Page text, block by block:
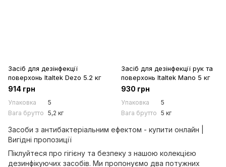
Засіб для дезінфекції
поверхонь Italtek Dezo 5.2 кг
914 грн
Упаковка
5
Вага брутто 5,2 кг
Засіб для дезінфекції рук та
поверхонь Italtek Mano 5 кг
930 грн
Упаковка
5
Вага брутто 5 кг
Засоби з антибактеріальним ефектом - купити онлайн |
Вигідні пропозиції
Піклуйтеся про гігієну та безпеку з нашою колекцією
дезинфікуючих засобів. Ми пропонуємо два потужних